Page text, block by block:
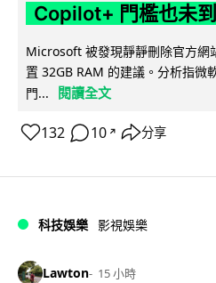
Copilot+ 門檻也未到
Microsoft 被發現靜靜刪除官方網
置 32GB RAM 的建議。分析指微
門...
閱讀全文
132 10 ↗ 分享
科技娛樂 影視娛樂
Lawton 15 小時